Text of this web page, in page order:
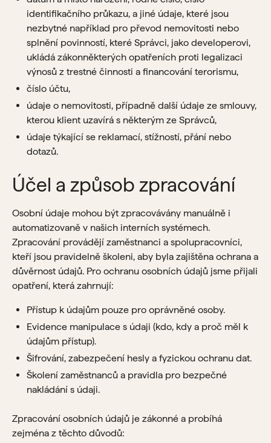
identifikačního průkazu, a jiné údaje, které jsou
nezbytné například pro převod nemovitosti nebo
splnění povinností, které Správci, jako developerovi,
ukládá zákonněkterých opatřeních proti legalizaci
výnosů z trestné činnosti a financování terorismu,
číslo účtu,
údaje o nemovitosti, případně další údaje ze smlouvy,
kterou klient uzavírá s některým ze Správců,
údaje týkající se reklamací, stížností, přání nebo
dotazů.
Účel a způsob zpracování
Osobní údaje mohou být zpracovávány manuálně i
automatizovaně v našich interních systémech.
Zpracování provádějí zaměstnanci a spolupracovníci,
kteří jsou pravidelně školeni, aby byla zajištěna ochrana a
důvěrnost údajů. Pro ochranu osobních údajů jsme přijali
opatření, která zahrnují:
Přístup k údajům pouze pro oprávněné osoby.
Evidence manipulace s údaji (kdo, kdy a proč měl k
údajům přístup).
Šifrování, zabezpečení hesly a fyzickou ochranu dat.
Školení zaměstnanců a pravidla pro bezpečné
nakládání s údaji.
Zpracování osobních údajů je zákonné a probíhá
zejména z těchto důvodů: